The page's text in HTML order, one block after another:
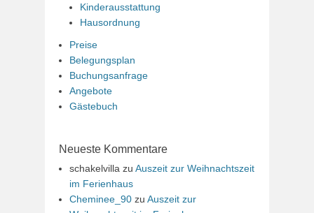
Kinderausstattung
Hausordnung
Preise
Belegungsplan
Buchungsanfrage
Angebote
Gästebuch
Neueste Kommentare
schakelvilla zu Auszeit zur Weihnachtszeit
im Ferienhaus
Cheminee_90 zu Auszeit zur